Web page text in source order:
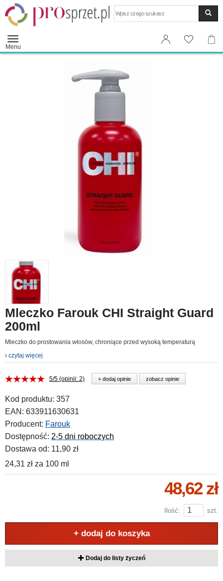
Menu
Mleczko Farouk CHI Straight Guard
200ml
Mleczko do prostowania włosów, chroniące przed wysoką temperaturą
czytaj więcej
5/5 (opinii: 2) + dodaj opinie zobacz opinie
Kod produktu: 357
EAN: 633911630631
Producent: Farouk
Dostępność: 2-5 dni roboczych
Dostawa od: 11,90 zł
24,31 zł za 100 ml
48,62 zł
Ilość: szt.
+ dodaj do koszyka
Dodaj do listy życzeń